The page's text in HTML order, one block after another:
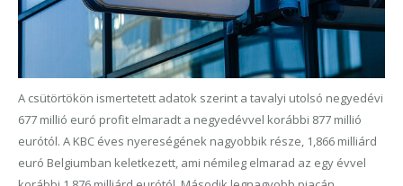
A csütörtökön ismertetett adatok szerint a tavalyi utolsó negyedévi
677 millió euró profit elmaradt a negyedévvel korábbi 877 millió
eurótól. A KBC éves nyereségének nagyobbik része, 1,866 milliárd
euró Belgiumban keletkezett, ami némileg elmarad az egy évvel